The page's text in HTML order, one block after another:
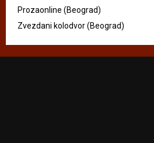
Prozaonline (Beograd)
Zvezdani kolodvor (Beograd)